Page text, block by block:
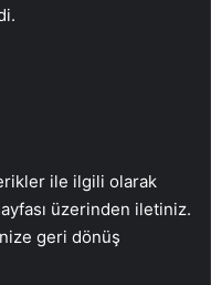
ile ilgili olarak
üzerinden iletiniz.
geri dönüş